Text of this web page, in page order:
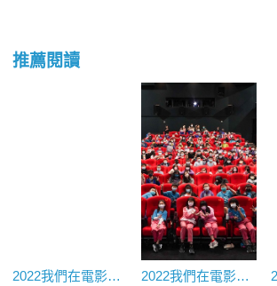
推薦閱讀
2022我們在電影院上課@國家影視聽中心★《青少年哪吒》｜新北市北大高中 2022我們在電影院上課@國家影視聽中心★《台北之晨》｜新北市昌隆國小